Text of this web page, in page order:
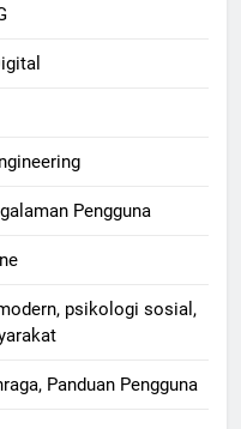
Pengguna
psikologi sosial,
Panduan Pengguna